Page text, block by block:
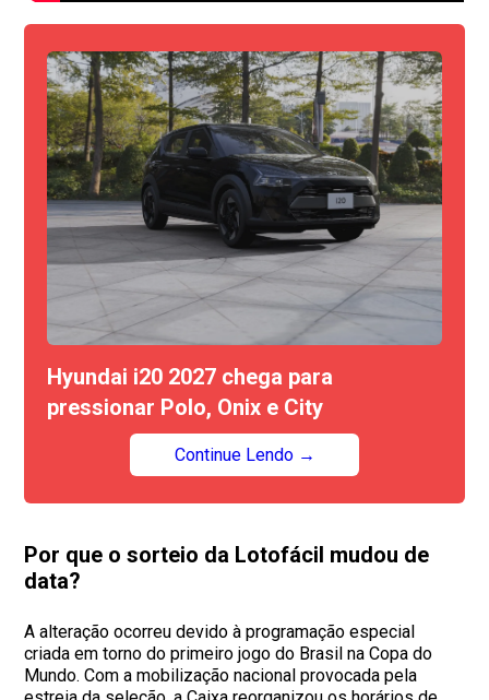
Hyundai i20 2027 chega para
pressionar Polo, Onix e City
Continue Lendo →
Por que o sorteio da Lotofácil mudou de
data?
A alteração ocorreu devido à programação especial
criada em torno do primeiro jogo do Brasil na Copa do
Mundo. Com a mobilização nacional provocada pela